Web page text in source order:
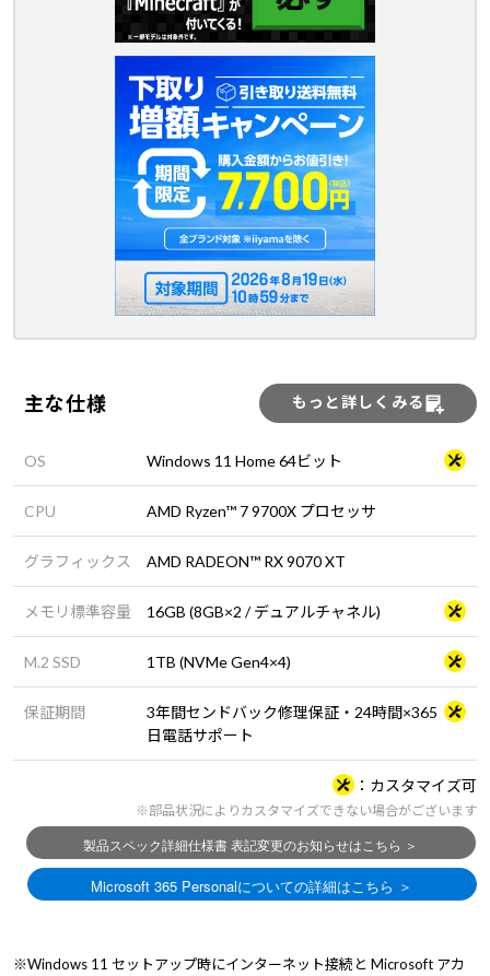
主な仕様 もっと詳しくみる
OS Windows 11 Home 64ビット
CPU AMD Ryzen™ 7 9700X プロセッサ
グラフィックス AMD RADEON™ RX 9070 XT
メモリ標準容量 16GB (8GB×2 / デュアルチャネル)
M.2 SSD 1TB (NVMe Gen4×4)
保証期間
3年間センドバック修理保証・24時間×365
日電話サポート
カスタマイズ可
※部品状況によりカスタマイズできない場合がございます
※Windows 11 セットアップ時にインターネット接続と Microsoft アカ